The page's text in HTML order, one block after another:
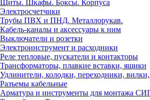
Щиты. Шкафы. Боксы. Корпуса
Электросчетчики
Трубы ПВХ и ПНД. Металлорукав.
Кабель-каналы и аксессуары к ним
Выключатели и розетки
Электроинструмент и расходники
Реле тепловые, пускатели и контакторы
Трансформаторы, плавкие вставки, ящики
Удлинители, колодки, переходники, вилки,
Разъемы кабельные
Арматура и инструменты для монтажа